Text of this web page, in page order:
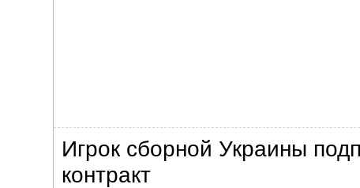
Игрок сборной Украины
контракт